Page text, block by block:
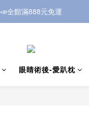
📣全館滿888元免運
眼睛術後-愛趴枕